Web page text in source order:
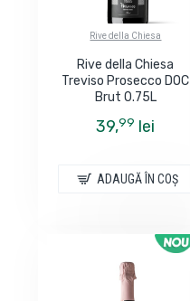
Rive della Chiesa
Rive della Chiesa
Treviso Prosecco DOC
Brut 0.75L
39,99 lei
ADAUGĂ ÎN COŞ